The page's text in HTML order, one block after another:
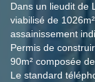
Dans un lieudit de
viabilisé de
assainissement
Permis de
90m² composée
Le standard